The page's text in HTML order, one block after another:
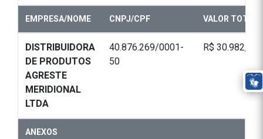
EMPRESA/NOME CNPJ/CPF VALOR TOTAL
DISTRIBUIDORA
DE PRODUTOS
AGRESTE
MERIDIONAL
LTDA
40.876.269/0001-
50
R$ 30.982,50
ANEXOS